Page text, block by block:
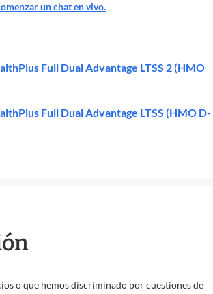
un chat en vivo.
Full Dual Advantage LTSS 2 (HMO
Full Dual Advantage LTSS (HMO D-
o que hemos discriminado por cuestiones de